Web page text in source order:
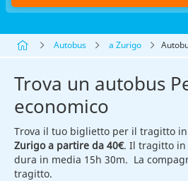
Autobus a Zurigo
Trova un autobus
economico
Trova il tuo biglietto per il tragitto in
Zurigo a partire da 40€. Il tragitto in
dura in media 15h 30m. La
tragitto.